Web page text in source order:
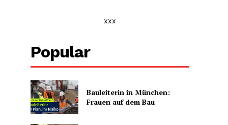
xxx
Popular
Bauleiterin in München:
Frauen auf dem Bau